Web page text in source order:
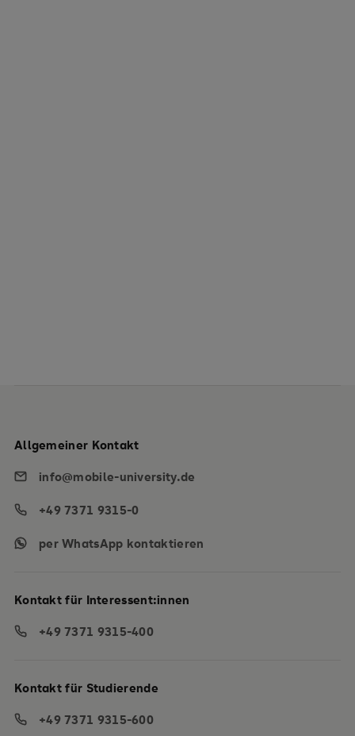
Allgemeiner Kontakt
info@mobile-university.de
+49 7371 9315-0
per WhatsApp kontaktieren
Kontakt für Interessent:innen
+49 7371 9315-400
Kontakt für Studierende
+49 7371 9315-600